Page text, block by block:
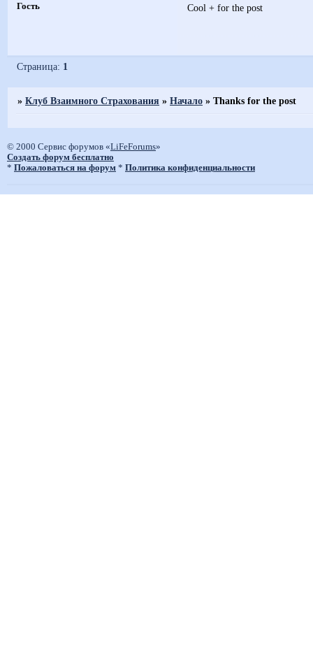
Гость Cool + for the post
Страница: 1
»Клуб Взаимного Страхования »Начало »Thanks for the post
© 2000 Сервис форумов «LiFeForums»
Создать форум бесплатно
* Пожаловаться на форум * Политика конфиденциальности